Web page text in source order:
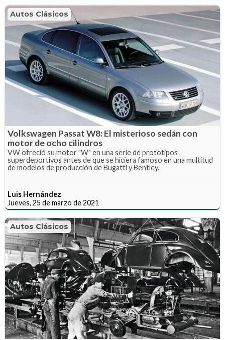
Autos Clásicos
Volkswagen Passat W8: El misterioso sedán con
motor de ocho cilindros
VW ofreció su motor "W" en una serie de prototipos
superdeportivos antes de que se hiciera famoso en una multitud
de modelos de producción de Bugatti y Bentley.
Luis Hernández
Jueves, 25 de marzo de 2021
Autos Clásicos